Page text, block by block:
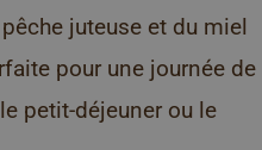
juteuse et du miel
pour une journée de
petit-déjeuner ou le